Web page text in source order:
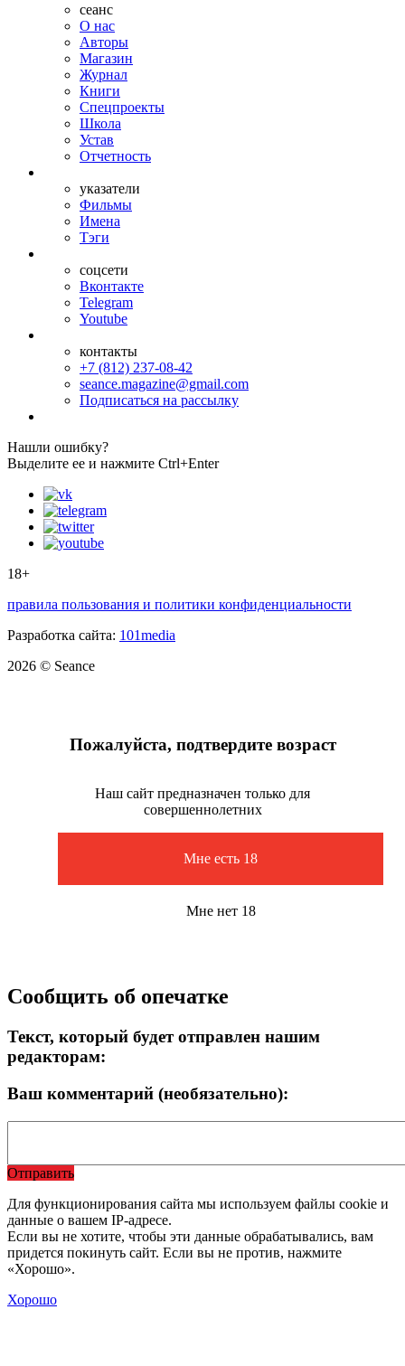
сеанс
О нас
Авторы
Магазин
Журнал
Книги
Спецпроекты
Школа
Устав
Отчетность
указатели
Фильмы
Имена
Тэги
соцсети
Вконтакте
Telegram
Youtube
контакты
+7 (812) 237-08-42
seance.magazine@gmail.com
Подписаться на рассылку
Нашли ошибку?
Выделите ее и нажмите Ctrl+Enter
18+
правила пользования и политики конфиденциальности
Разработка сайта: 101media
2026 © Seance
Пожалуйста, подтвердите возраст
Наш сайт предназначен только для
совершеннолетних
Мне есть 18
Мне нет 18
Сообщить об опечатке
Текст, который будет отправлен нашим
редакторам:
Ваш комментарий (необязательно):
Отправить
Для функционирования сайта мы используем файлы cookie и
данные о вашем IP-адресе.
Если вы не хотите, чтобы эти данные обрабатывались, вам
придется покинуть сайт. Если вы не против, нажмите
«Хорошо».
Хорошо